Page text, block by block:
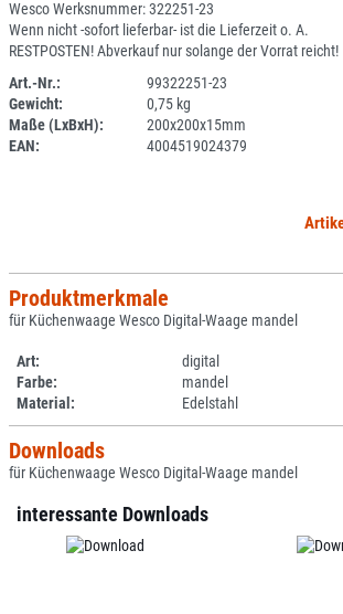
Wesco Werksnummer: 322251-23
Wenn nicht -sofort lieferbar- ist die Lieferzeit o. A.
RESTPOSTEN! Abverkauf nur solange der Vorrat reicht!
Art.-Nr.:
99322251-23
Gewicht:
0,75 kg
Maße (LxBxH):
200x200x15mm
EAN:
4004519024379
Produktmerkmale
für Küchenwaage Wesco Digital-Waage mandel
Art:
digital
Farbe:
mandel
Material:
Edelstahl
Downloads
für Küchenwaage Wesco Digital-Waage mandel
interessante Downloads